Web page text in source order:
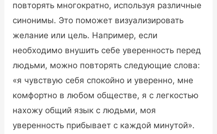
повторять многократно, используя различные
синонимы. Это поможет визуализировать
желание или цель. Например, если
необходимо внушить себе уверенность перед
людьми, можно повторять следующие слова:
«я чувствую себя спокойно и уверенно, мне
комфортно в любом обществе, я с легкостью
нахожу общий язык с людьми, моя
уверенность прибывает с каждой минутой».